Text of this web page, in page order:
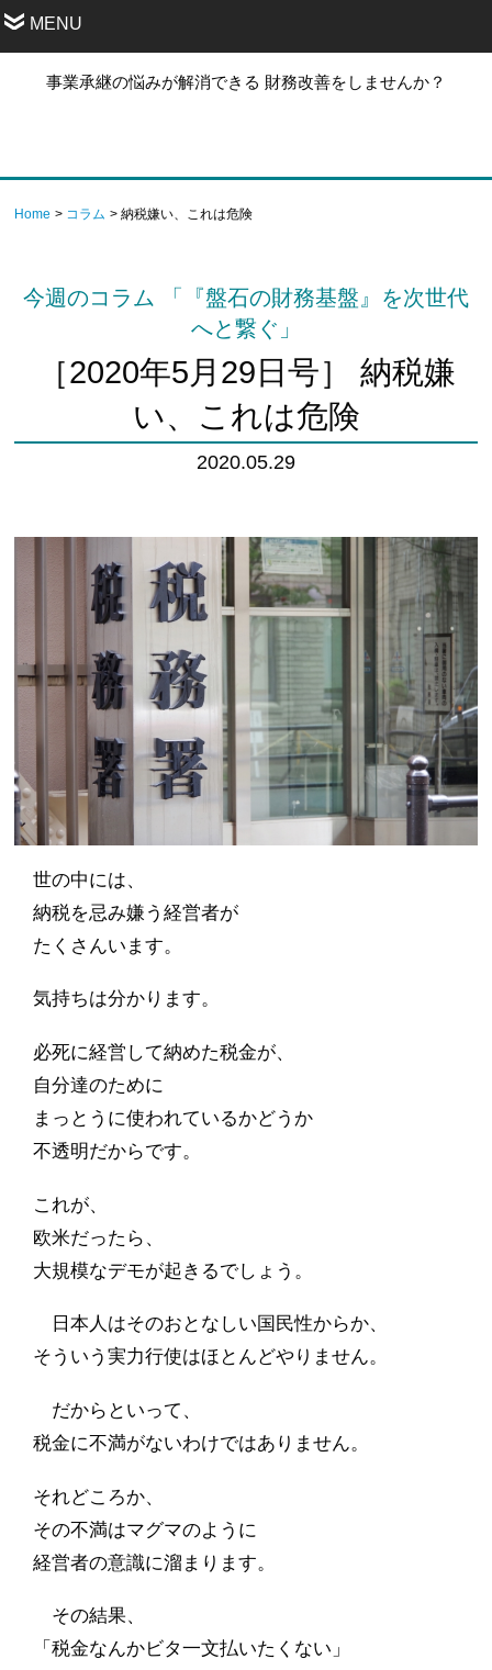
MENU
事業承継の悩みが解消できる 財務改善をしませんか？
Home コラム 納税嫌い、これは危険
今週のコラム 「『盤石の財務基盤』を次世代
へと繋ぐ」
［2020年5月29日号］ 納税嫌
い、これは危険
2020.05.29
世の中には、
納税を忌み嫌う経営者が
たくさんいます。
気持ちは分かります。
必死に経営して納めた税金が、
自分達のために
まっとうに使われているかどうか
不透明だからです。
これが、
欧米だったら、
大規模なデモが起きるでしょう。
日本人はそのおとなしい国民性からか、
そういう実力行使はほとんどやりません。
だからといって、
税金に不満がないわけではありません。
それどころか、
その不満はマグマのように
経営者の意識に溜まります。
その結果、
「税金なんかビタ一文払いたくない」